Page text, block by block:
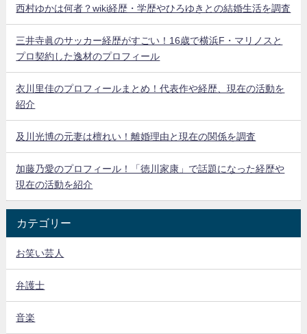
西村ゆかは何者？wiki経歴・学歴やひろゆきとの結婚生活を調査
三井寺眞のサッカー経歴がすごい！16歳で横浜F・マリノスと
プロ契約した逸材のプロフィール
衣川里佳のプロフィールまとめ！代表作や経歴、現在の活動を
紹介
及川光博の元妻は檀れい！離婚理由と現在の関係を調査
加藤乃愛のプロフィール！「徳川家康」で話題になった経歴や
現在の活動を紹介
カテゴリー
お笑い芸人
弁護士
音楽